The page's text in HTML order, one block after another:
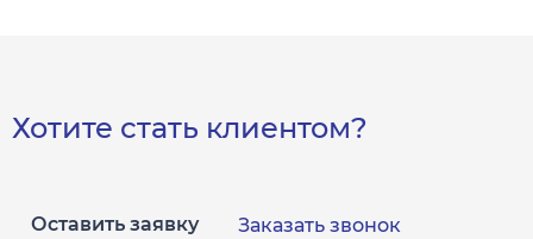
Хотите стать клиентом?
Оставить заявку Заказать звонок